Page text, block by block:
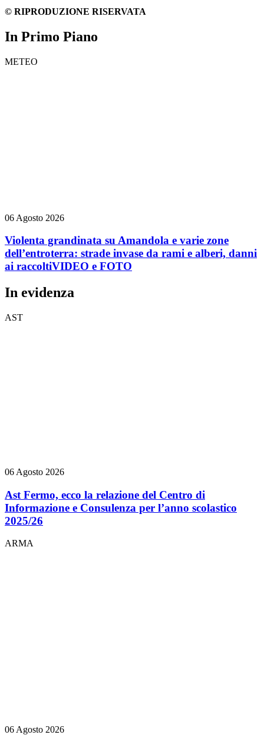
© RIPRODUZIONE RISERVATA
In Primo Piano
METEO
06 Agosto 2026
Violenta grandinata su Amandola e varie zone
dell’entroterra: strade invase da rami e alberi, danni
ai raccoltiVIDEO e FOTO
In evidenza
AST
06 Agosto 2026
Ast Fermo, ecco la relazione del Centro di
Informazione e Consulenza per l’anno scolastico
2025/26
ARMA
06 Agosto 2026